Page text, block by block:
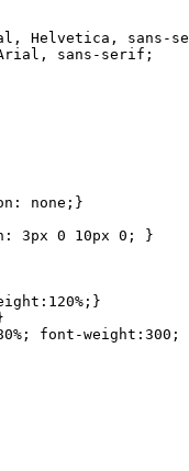
none;}
3px 0 10px 0; }
font-